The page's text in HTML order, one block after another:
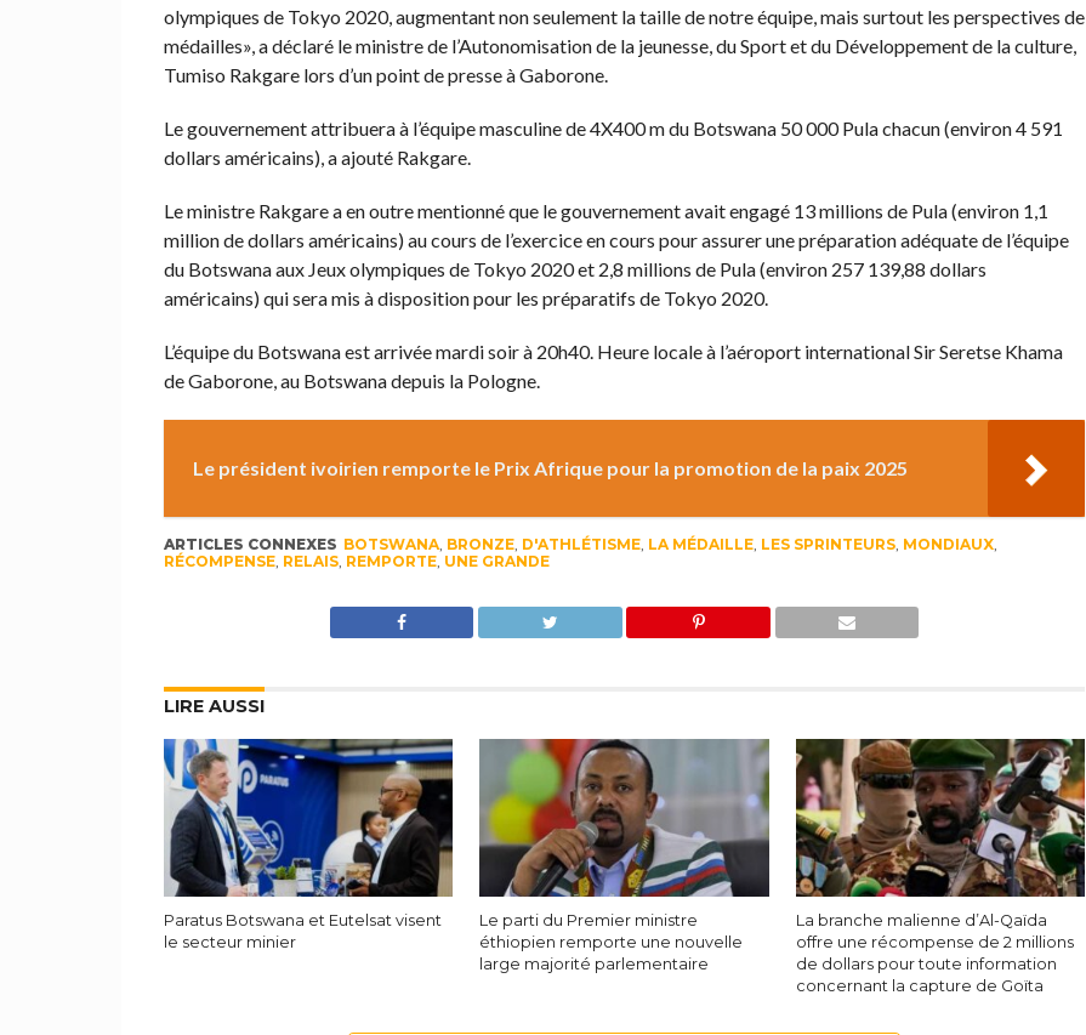
olympiques de Tokyo 2020, augmentant non seulement la taille de notre équipe, mais surtout les perspectives de
médailles», a déclaré le ministre de l’Autonomisation de la jeunesse, du Sport et du Développement de la culture,
Tumiso Rakgare lors d’un point de presse à Gaborone.
Le gouvernement attribuera à l’équipe masculine de 4X400 m du Botswana 50 000 Pula chacun (environ 4 591
dollars américains), a ajouté Rakgare.
Le ministre Rakgare a en outre mentionné que le gouvernement avait engagé 13 millions de Pula (environ 1,1
million de dollars américains) au cours de l’exercice en cours pour assurer une préparation adéquate de l’équipe
du Botswana aux Jeux olympiques de Tokyo 2020 et 2,8 millions de Pula (environ 257 139,88 dollars
américains) qui sera mis à disposition pour les préparatifs de Tokyo 2020.
L’équipe du Botswana est arrivée mardi soir à 20h40. Heure locale à l’aéroport international Sir Seretse Khama
de Gaborone, au Botswana depuis la Pologne.
Le président ivoirien remporte le Prix Afrique pour la promotion de la paix 2025
ARTICLES CONNEXES BOTSWANA, BRONZE, D'ATHLÉTISME, LA MÉDAILLE, LES SPRINTEURS, MONDIAUX,
RÉCOMPENSE, RELAIS, REMPORTE, UNE GRANDE
LIRE AUSSI
Paratus Botswana et Eutelsat visent
le secteur minier
Le parti du Premier ministre
éthiopien remporte une nouvelle
large majorité parlementaire
La branche malienne d’Al-Qaïda
offre une récompense de 2 millions
de dollars pour toute information
concernant la capture de Goïta